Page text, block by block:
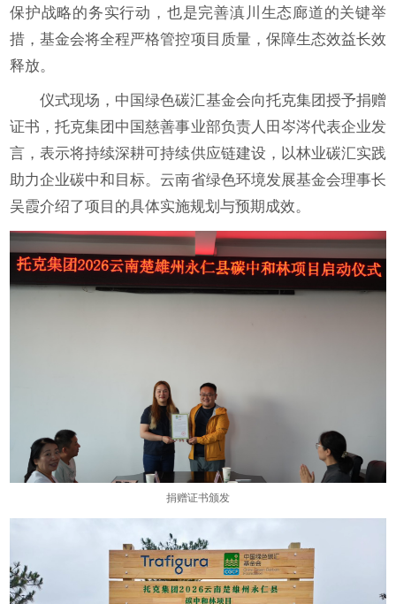
保护战略的务实行动，也是完善滇川生态廊道的关键举
措，基金会将全程严格管控项目质量，保障生态效益长效
释放。
仪式现场，中国绿色碳汇基金会向托克集团授予捐赠
证书，托克集团中国慈善事业部负责人田岑涔代表企业发
言，表示将持续深耕可持续供应链建设，以林业碳汇实践
助力企业碳中和目标。云南省绿色环境发展基金会理事长
吴霞介绍了项目的具体实施规划与预期成效。
捐赠证书颁发